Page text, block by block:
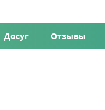
Досуг Отзывы